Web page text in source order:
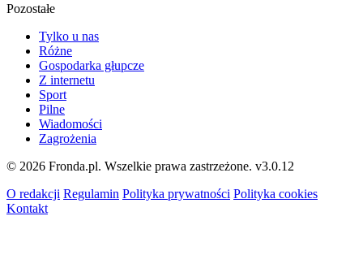
Pozostałe
Tylko u nas
Różne
Gospodarka głupcze
Z internetu
Sport
Pilne
Wiadomości
Zagrożenia
© 2026 Fronda.pl. Wszelkie prawa zastrzeżone. v3.0.12
O redakcji Regulamin Polityka prywatności Polityka cookies
Kontakt